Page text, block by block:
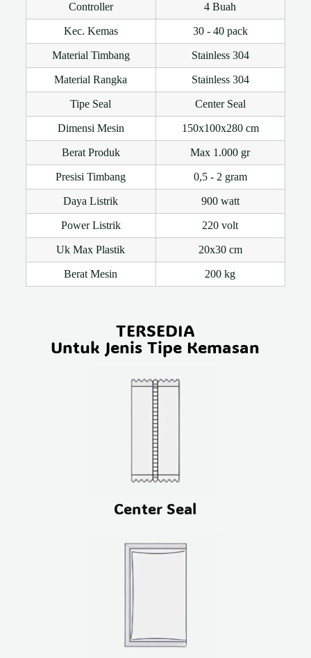
Controller 4 Buah
Kec. Kemas 30 - 40 pack
Material Timbang Stainless 304
Material Rangka Stainless 304
Tipe Seal Center Seal
Dimensi Mesin 150x100x280 cm
Berat Produk Max 1.000 gr
Presisi Timbang 0,5 - 2 gram
Daya Listrik 900 watt
Power Listrik 220 volt
Uk Max Plastik 20x30 cm
Berat Mesin 200 kg
TERSEDIA
Untuk Jenis Tipe Kemasan
Center Seal